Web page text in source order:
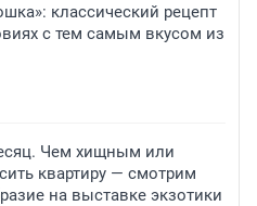
классический рецепт
с тем самым вкусом из
Чем хищным или
квартиру — смотрим
на выставке экзотики